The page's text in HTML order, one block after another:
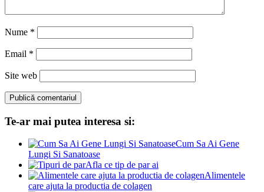
Nume *
Email *
Site web
Te-ar mai putea interesa si:
Cum Sa Ai Gene
Lungi Si Sanatoase
Afla ce tip de par ai
Alimentele
care ajuta la productia de colagen